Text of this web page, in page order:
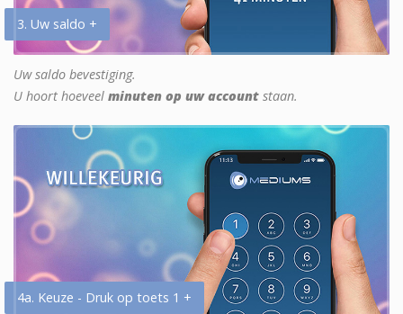
3. Uw saldo +
Uw saldo bevestiging.
U hoort hoeveel minuten op uw account staan.
4a. Keuze - Druk op toets 1 +